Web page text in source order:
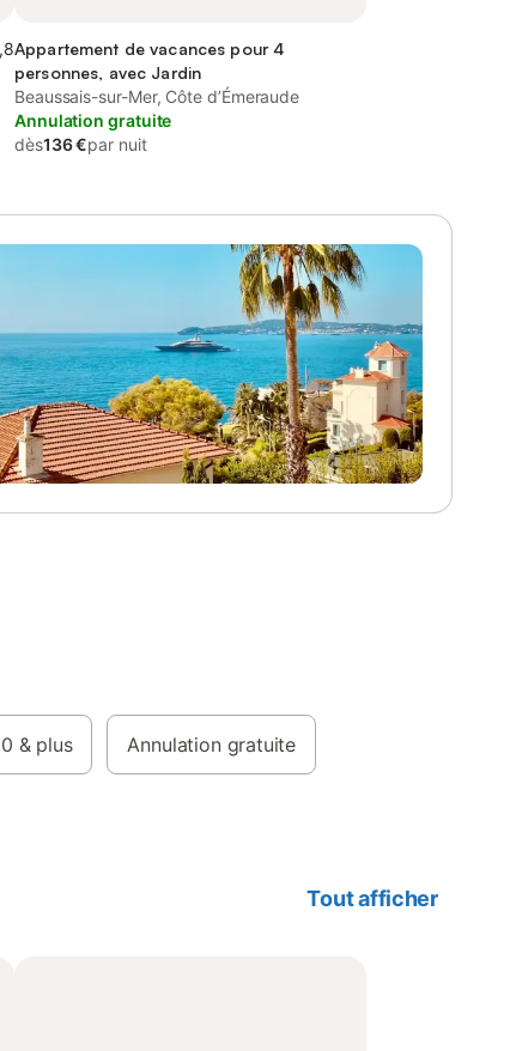
Appartement de vacances pour 4
personnes, avec Jardin
Beaussais-sur-Mer, Côte d’Émeraude
Annulation gratuite
dès136 €par nuit
& plus Annulation gratuite
Tout afficher